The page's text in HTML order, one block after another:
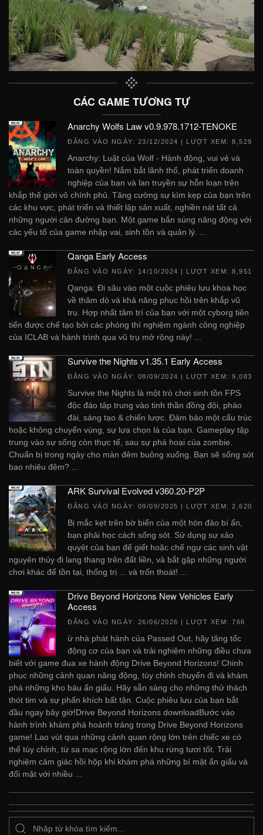
CÁC GAME TƯƠNG TỰ
Anarchy Wolfs Law v0.9.978.1712-TENOKE
ĐĂNG VÀO NGÀY: 23/12/2024 | LƯỢT XEM: 8,529
Anarchy: Luật của Wolf - Hành động, vui vẻ và
toàn quyền! Nắm bắt lãnh thổ, phát triển doanh
nghiệp của bạn và lan truyền sự hỗn loạn trên
khắp thế giới vô chính phủ. Tăng cường sự kìm kẹp của bạn trên
các khu vực, phát triển và thiết lập sản xuất, nghiền nát tất cả
những người cản đường bạn. Một game bắn súng năng động với
các yếu tố của game nhập vai, sinh tồn và quản lý. ...
Qanga Early Access
ĐĂNG VÀO NGÀY: 14/10/2024 | LƯỢT XEM: 8,951
Qanga: Đi sâu vào một cuộc phiêu lưu khoa học
về thăm dò và khả năng phục hồi trên khắp vũ
trụ. Hợp nhất tâm trí của bạn với một cyborg tiên
tiến được chế tạo bởi các phòng thí nghiệm ngành công nghiệp
của ICLAB và hành trình qua vũ trụ mở rộng này! ...
Survive the Nights v1.35.1 Early Access
ĐĂNG VÀO NGÀY: 08/09/2024 | LƯỢT XEM: 9,083
Survive the Nights là một trò chơi sinh tồn FPS
độc đáo tập trung vào tinh thần đồng đội, pháo
đài, sáng tạo & chiến lược. Đảm bảo một cấu trúc
hoặc không chuyển vùng, sự lựa chọn là của bạn. Gameplay tập
trung vào sự sống còn thực tế, sau sự phá hoại của zombie.
Chuẩn bị trong ngày cho màn đêm buông xuống. Bạn sẽ sống sót
bao nhiêu đêm? ...
ARK Survival Evolved v360.20-P2P
ĐĂNG VÀO NGÀY: 09/09/2025 | LƯỢT XEM: 2,620
Bị mắc kẹt trên bờ biển của một hòn đảo bí ẩn,
bạn phải học cách sống sót. Sử dụng sự xảo
quyệt của bạn để giết hoặc chế ngự các sinh vật
nguyên thủy đi lang thang trên đất liền, và bắt gặp những người
chơi khác để tồn tại, thống trị ... và trốn thoát! ...
Drive Beyond Horizons New Vehicles Early
Access
ĐĂNG VÀO NGÀY: 26/06/2026 | LƯỢT XEM: 766
ừ nhà phát hành của Passed Out, hãy tăng tốc
động cơ của bạn và trải nghiệm những điều chưa
biết với game đua xe hành động Drive Beyond Horizons! Chinh
phục những cảnh quan năng động, tùy chỉnh chuyến đi và khám
phá những kho báu ẩn giấu. Hãy sẵn sàng cho những thử thách
thót tim và sự phấn khích bất tận. Cuộc phiêu lưu của bạn bắt
đầu ngay bây giờ!Drive Beyond Horizons downloadBước vào
hành trình khám phá hoành tráng trong Drive Beyond Horizons
game! Lao vút qua những cảnh quan rộng lớn trên chiếc xe có
thể tùy chỉnh, từ sa mạc rộng lớn đến khu rừng tươi tốt. Trải
nghiệm cảm giác hồi hộp khi khám phá những bí mật ẩn giấu và
đối mặt với nhiều ...